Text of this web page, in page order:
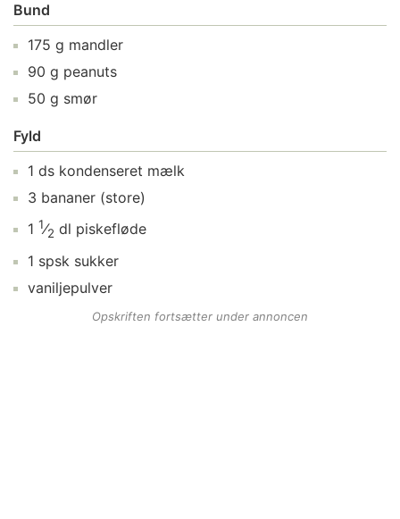
Bund
175 g mandler
90 g peanuts
50 g smør
Fyld
1 ds kondenseret mælk
3 bananer (store)
1 1⁄2 dl piskefløde
1 spsk sukker
vaniljepulver
Opskriften fortsætter under annoncen